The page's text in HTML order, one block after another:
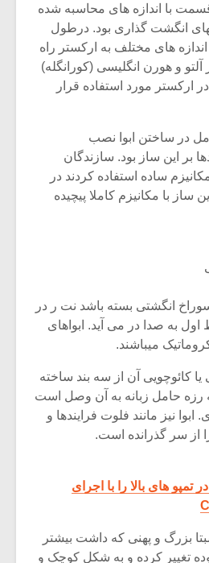
با اندازه های محاسبه شده
انگشت گذاری بود. درطول
در اندازه های مختلف به ارکستر راه
آلتو و هورن انگلیسی (کورانگله)
ارکستر مورد استفاده قرار
تکامل در ساختن ابوا نصب
بر این ساز بود. سازندگان
ساده استفاده کردند در
با مکانیزم کاملا پیچیده
انگشتی بسته باشد نت ر در
به صدا در می آید. ابواهای
میباشند.
کائوچویی آن از سه بند ساخته
رزه حامل زبانه به آن وصل است
ابوا نیز مانند فلوت فرایندها و
از سر گذرانده است.
تمپو های بالا را با اجرای
بزرگ و پهنی که داشت بیشتر
تغییر کرده و به شکل کوچک و